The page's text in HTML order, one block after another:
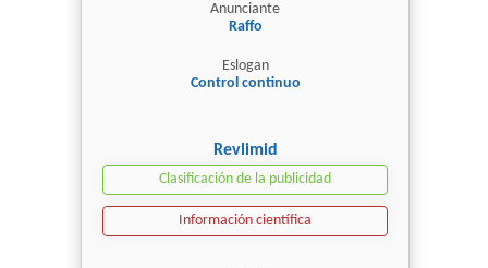
Anunciante
Raffo
Eslogan
Control continuo
Revlimid
Clasificación de la publicidad
Información científica